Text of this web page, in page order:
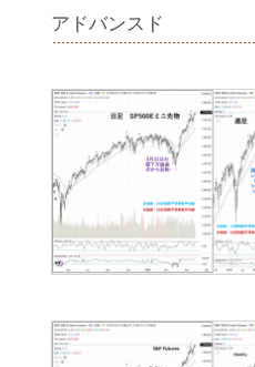
アドバンスド